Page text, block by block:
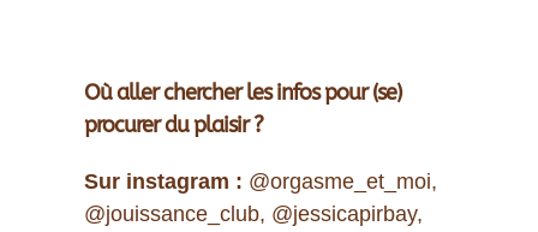
Où aller chercher les infos pour (se)
procurer du plaisir ?
Sur instagram : @orgasme_et_moi,
@jouissance_club, @jessicapirbay,